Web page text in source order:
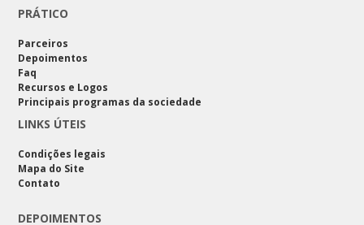
PRÁTICO
Parceiros
Depoimentos
Faq
Recursos e Logos
Principais programas da sociedade
LINKS ÚTEIS
Condições legais
Mapa do Site
Contato
DEPOIMENTOS